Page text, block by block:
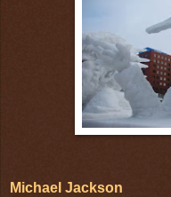
Michael Jackson